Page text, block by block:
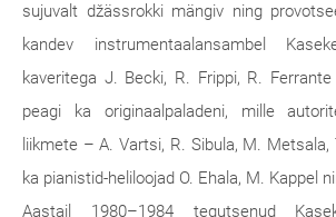
sujuvalt džässrokki mängiv ning
kandev instrumentaalansambel
kaveritega J. Becki, R. Frippi, R.
peagi ka originaalpaladeni, mille
liikmete – A. Vartsi, R. Sibula, M. Metsala,
ka pianistid-heliloojad O. Ehala, M. Kappel
Aastail 1980–1984 tegutsenud